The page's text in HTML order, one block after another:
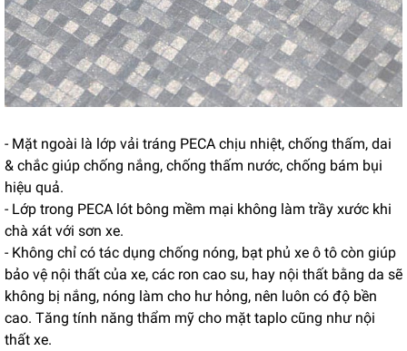
- Mặt ngoài là lớp vải tráng PECA chịu nhiệt, chống thấm, dai
& chắc giúp chống nắng, chống thấm nước, chống bám bụi
hiệu quả.
- Lớp trong PECA lót bông mềm mại không làm trầy xước khi
chà xát với sơn xe.
- Không chỉ có tác dụng chống nóng, bạt phủ xe ô tô còn giúp
bảo vệ nội thất của xe, các ron cao su, hay nội thất bằng da sẽ
không bị nắng, nóng làm cho hư hỏng, nên luôn có độ bền
cao. Tăng tính năng thẩm mỹ cho mặt taplo cũng như nội
thất xe.